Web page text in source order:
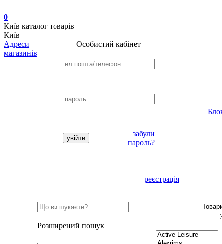
0
Київ каталог товарів
Київ
Адреси
магазинів
Особистий кабінет
забули
пароль?
реєстрація
Розширений пошук